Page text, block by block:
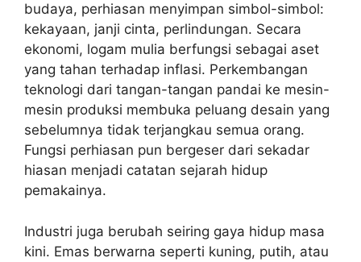
budaya, perhiasan menyimpan simbol-simbol:
kekayaan, janji cinta, perlindungan. Secara
ekonomi, logam mulia berfungsi sebagai aset
yang tahan terhadap inflasi. Perkembangan
teknologi dari tangan-tangan pandai ke mesin-
mesin produksi membuka peluang desain yang
sebelumnya tidak terjangkau semua orang.
Fungsi perhiasan pun bergeser dari sekadar
hiasan menjadi catatan sejarah hidup
pemakainya.
Industri juga berubah seiring gaya hidup masa
kini. Emas berwarna seperti kuning, putih, atau